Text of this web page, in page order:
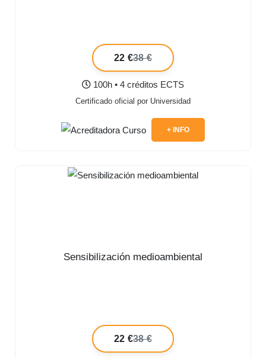
22 €38 €
100h • 4 créditos ECTS
Certificado oficial por Universidad
+ INFO
Sensibilización medioambiental
22 €38 €